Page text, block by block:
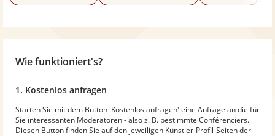
Wie funktioniert's?
1. Kostenlos anfragen
Starten Sie mit dem Button 'Kostenlos anfragen' eine Anfrage an die für
Sie interessanten Moderatoren - also z. B. bestimmte Conférenciers.
Diesen Button finden Sie auf den jeweiligen Künstler-Profil-Seiten der